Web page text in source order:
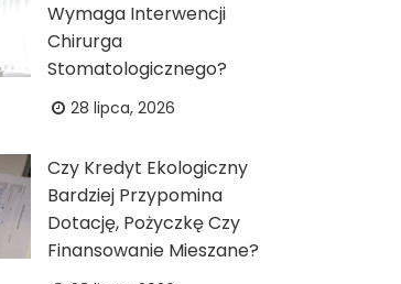
Wymaga Interwencji
Chirurga
Stomatologicznego?
28 lipca, 2026
Czy Kredyt Ekologiczny
Bardziej Przypomina
Dotację, Pożyczkę Czy
Finansowanie Mieszane?